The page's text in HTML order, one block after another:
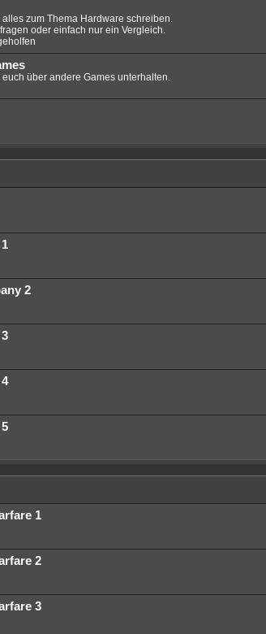
alles zum Thema Hardware schreiben.
oder einfach nur ein Vergleich.
euch über andere Games unterhalten.
2
1
2
3